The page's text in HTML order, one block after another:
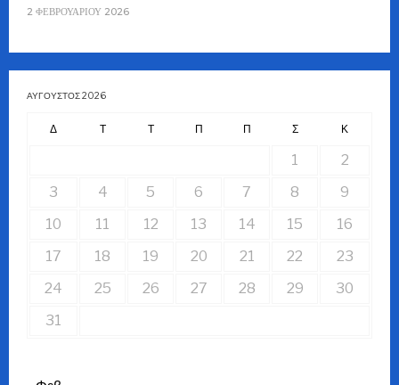
2 ΦΕΒΡΟΥΑΡΊΟΥ 2026
ΑΎΓΟΥΣΤΟΣ 2026
Δ Τ Τ Π Π Σ Κ
1
2
3
4 5 6 7 8
9
10
11 12 13 14 15
16
17
18 19 20 21 22
23
24
25 26 27 28 29
30
31